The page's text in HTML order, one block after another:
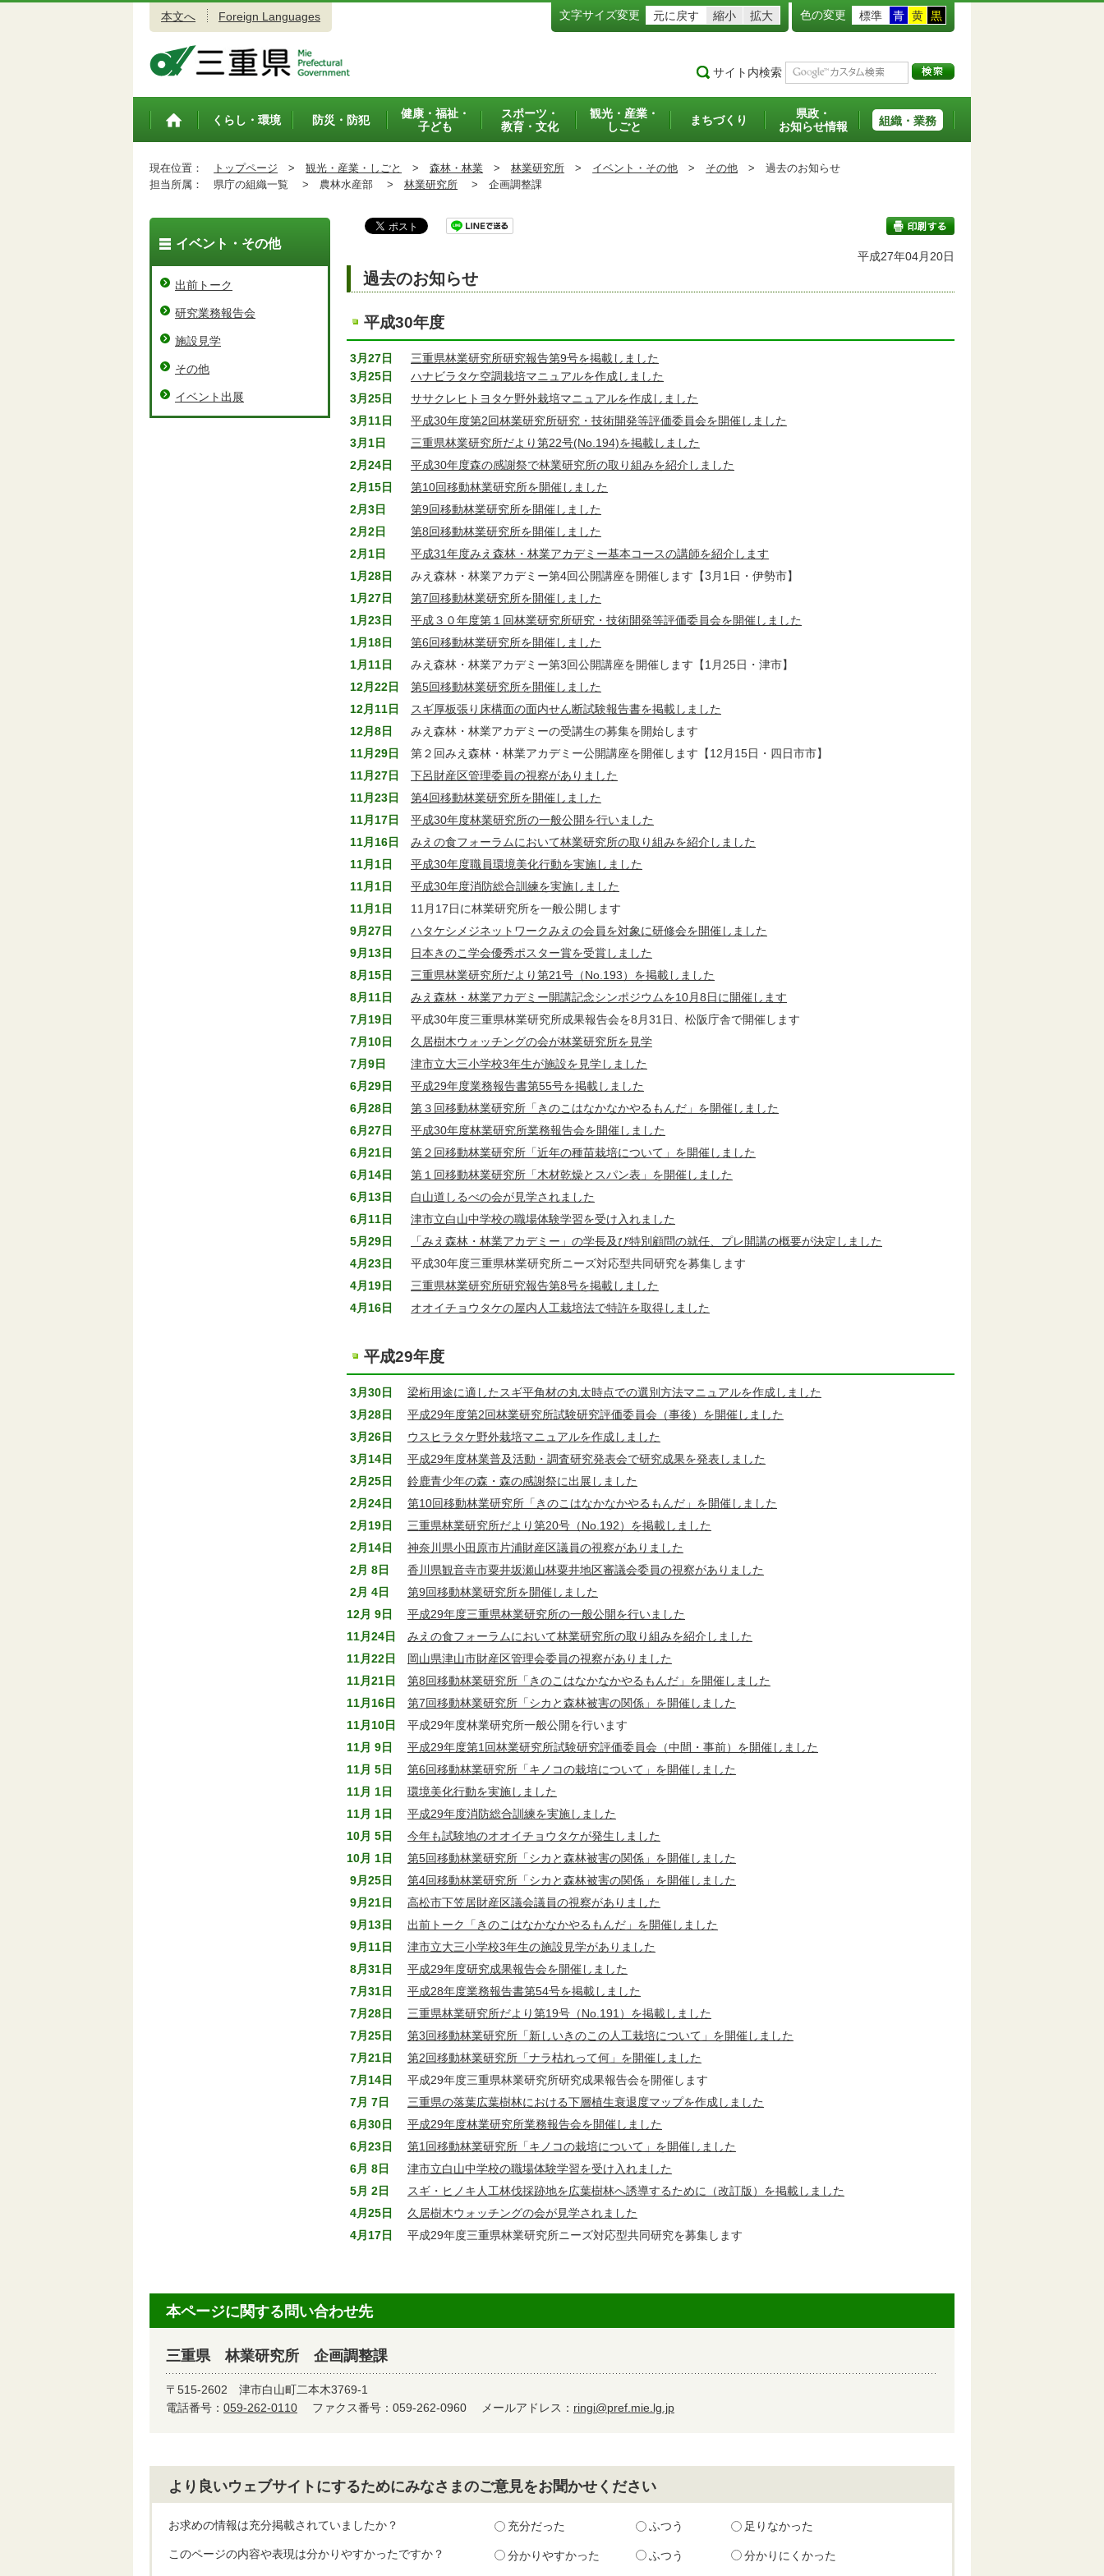
本文へ Foreign Languages 文字サイズ変更 元に戻す 縮小 拡大 色の変更 標準 青 黄 黒
サイト内検索
トップペ
くらし・環境 防災・防犯
健康・福祉・
子ども
スポーツ・
教育・文化
観光・産業・
しごと
まちづくり
県政・
お知らせ情報
組織・業務
現在位置： トップページ > 観光・産業・しごと > 森林・林業 > 林業研究所 > イベント・その他 > その他 > 過去のお知らせ
担当所属：
県庁の組織一覧 > 農林水産部 > 林業研究所 > 企画調整課
印刷する
平成27年04月20日
過去のお知らせ
平成30年度
3月27日
3月25日
三重県林業研究所研究報告第9号を掲載しました
ハナビラタケ空調栽培マニュアルを作成しました
3月25日
ササクレヒトヨタケ野外栽培マニュアルを作成しました
3月11日
平成30年度第2回林業研究所研究・技術開発等評価委員会を開催しました
3月1日
三重県林業研究所だより第22号(No.194)を掲載しました
2月24日
平成30年度森の感謝祭で林業研究所の取り組みを紹介しました
2月15日
第10回移動林業研究所を開催しました
2月3日
第9回移動林業研究所を開催しました
2月2日
第8回移動林業研究所を開催しました
2月1日
平成31年度みえ森林・林業アカデミー基本コースの講師を紹介します
1月28日
みえ森林・林業アカデミー第4回公開講座を開催します【3月1日・伊勢市】
1月27日
第7回移動林業研究所を開催しました
1月23日
平成３０年度第１回林業研究所研究・技術開発等評価委員会を開催しました
1月18日
第6回移動林業研究所を開催しました
1月11日
みえ森林・林業アカデミー第3回公開講座を開催します【1月25日・津市】
12月22日
第5回移動林業研究所を開催しました
12月11日
スギ厚板張り床構面の面内せん断試験報告書を掲載しました
12月8日
みえ森林・林業アカデミーの受講生の募集を開始します
11月29日
第２回みえ森林・林業アカデミー公開講座を開催します【12月15日・四日市市】
11月27日
下呂財産区管理委員の視察がありました
11月23日
第4回移動林業研究所を開催しました
11月17日
平成30年度林業研究所の一般公開を行いました
11月16日
みえの食フォーラムにおいて林業研究所の取り組みを紹介しました
11月1日
平成30年度職員環境美化行動を実施しました
11月1日
平成30年度消防総合訓練を実施しました
11月1日
11月17日に林業研究所を一般公開します
9月27日
ハタケシメジネットワークみえの会員を対象に研修会を開催しました
9月13日
日本きのこ学会優秀ポスター賞を受賞しました
8月15日
三重県林業研究所だより第21号（No.193）を掲載しました
8月11日
みえ森林・林業アカデミー開講記念シンポジウムを10月8日に開催します
7月19日
平成30年度三重県林業研究所成果報告会を8月31日、松阪庁舎で開催します
7月10日
久居樹木ウォッチングの会が林業研究所を見学
7月9日
津市立大三小学校3年生が施設を見学しました
6月29日
平成29年度業務報告書第55号を掲載しました
6月28日
第３回移動林業研究所「きのこはなかなかやるもんだ」を開催しました
6月27日
平成30年度林業研究所業務報告会を開催しました
6月21日
第２回移動林業研究所「近年の種苗栽培について」を開催しました
6月14日
第１回移動林業研究所「木材乾燥とスパン表」を開催しました
6月13日
白山道しるべの会が見学されました
6月11日
津市立白山中学校の職場体験学習を受け入れました
5月29日
「みえ森林・林業アカデミー」の学長及び特別顧問の就任、プレ開講の概要が決定しました
4月23日
平成30年度三重県林業研究所ニーズ対応型共同研究を募集します
4月19日
三重県林業研究所研究報告第8号を掲載しました
4月16日
オオイチョウタケの屋内人工栽培法で特許を取得しました
平成29年度
3月30日
梁桁用途に適したスギ平角材の丸太時点での選別方法マニュアルを作成しました
3月28日
平成29年度第2回林業研究所試験研究評価委員会（事後）を開催しました
3月26日
ウスヒラタケ野外栽培マニュアルを作成しました
3月14日
平成29年度林業普及活動・調査研究発表会で研究成果を発表しました
2月25日
鈴鹿青少年の森・森の感謝祭に出展しました
2月24日
第10回移動林業研究所「きのこはなかなかやるもんだ」を開催しました
2月19日
三重県林業研究所だより第20号（No.192）を掲載しました
2月14日
神奈川県小田原市片浦財産区議員の視察がありました
2月 8日
香川県観音寺市粟井坂瀬山林粟井地区審議会委員の視察がありました
2月 4日
第9回移動林業研究所を開催しました
12月 9日
平成29年度三重県林業研究所の一般公開を行いました
11月24日
みえの食フォーラムにおいて林業研究所の取り組みを紹介しました
11月22日
岡山県津山市財産区管理会委員の視察がありました
11月21日
第8回移動林業研究所「きのこはなかなかやるもんだ」を開催しました
11月16日
第7回移動林業研究所「シカと森林被害の関係」を開催しました
11月10日
平成29年度林業研究所一般公開を行います
11月 9日
平成29年度第1回林業研究所試験研究評価委員会（中間・事前）を開催しました
11月 5日
第6回移動林業研究所「キノコの栽培について」を開催しました
11月 1日
環境美化行動を実施しました
11月 1日
平成29年度消防総合訓練を実施しました
10月 5日
今年も試験地のオオイチョウタケが発生しました
10月 1日
第5回移動林業研究所「シカと森林被害の関係」を開催しました
9月25日
第4回移動林業研究所「シカと森林被害の関係」を開催しました
9月21日
高松市下笠居財産区議会議員の視察がありました
9月13日
出前トーク「きのこはなかなかやるもんだ」を開催しました
9月11日
津市立大三小学校3年生の施設見学がありました
8月31日
平成29年度研究成果報告会を開催しました
7月31日
平成28年度業務報告書第54号を掲載しました
7月28日
三重県林業研究所だより第19号（No.191）を掲載しました
7月25日
第3回移動林業研究所「新しいきのこの人工栽培について」を開催しました
7月21日
第2回移動林業研究所「ナラ枯れって何」を開催しました
7月14日
平成29年度三重県林業研究所研究成果報告会を開催します
7月 7日
三重県の落葉広葉樹林における下層植生衰退度マップを作成しました
6月30日
平成29年度林業研究所業務報告会を開催しました
6月23日
第1回移動林業研究所「キノコの栽培について」を開催しました
6月 8日
津市立白山中学校の職場体験学習を受け入れました
5月 2日
スギ・ヒノキ人工林伐採跡地を広葉樹林へ誘導するために（改訂版）を掲載しました
4月25日
久居樹木ウォッチングの会が見学されました
4月17日
平成29年度三重県林業研究所ニーズ対応型共同研究を募集します
イベント・その他
出前トーク
研究業務報告会
施設見学
その他
イベント出展
本ページに関する問い合わせ先
三重県 林業研究所 企画調整課
〒515-2602 津市白山町二本木3769-1
電話番号： 059-262-0110 ファクス番号：059-262-0960 メールアドレス： ringi@pref.mie.lg.jp
より良いウェブサイトにするためにみなさまのご意見をお聞かせください
お求めの情報は充分掲載されていましたか？ 充分だった ふつう 足りなかった
このページの内容や表現は分かりやすかったですか？ 分かりやすかった ふつう 分かりにくかった